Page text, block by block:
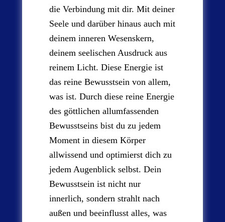
die Verbindung mit dir. Mit deiner
Seele und darüber hinaus auch mit
deinem inneren Wesenskern,
deinem seelischen Ausdruck aus
reinem Licht. Diese Energie ist
das reine Bewusstsein von allem,
was ist. Durch diese reine Energie
des göttlichen allumfassenden
Bewusstseins bist du zu jedem
Moment in diesem Körper
allwissend und optimierst dich zu
jedem Augenblick selbst. Dein
Bewusstsein ist nicht nur
innerlich, sondern strahlt nach
außen und beeinflusst alles, was